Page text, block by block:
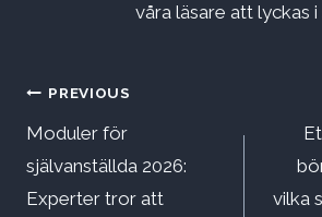
våra läsare att lyckas i
PREVIOUS
Moduler för
självanställda 2026:
Experter tror att
vilka